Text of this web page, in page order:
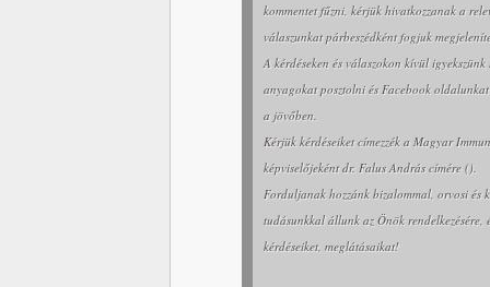
kommentet fűzni, kérjük hivatkozzanak a
válaszunkat párbeszédként fogjuk
A kérdéseken és válaszokon kívül
anyagokat posztolni és Facebook
a jövőben.
Kérjük kérdéseiket címezzék a Magyar
képviselőjeként dr. Falus András címére ().
Forduljanak hozzánk bizalommal, orvosi és
tudásunkkal állunk az Önök
kérdéseiket, meglátásaikat!